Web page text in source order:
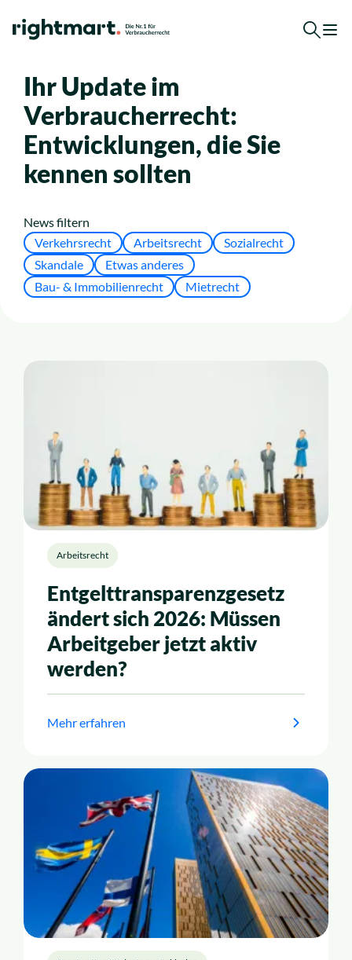
Service
So funktioniert es
Kosten
Standorte
Ratgeber
Top-Rechtsgebiete
Arbeitsrecht
Ausländerrecht
Verkehrsrecht
Kostenlose Erstberatung
Ihr Update im
Verbraucherrecht:
Entwicklungen, die Sie
kennen sollten
News filtern
Verkehrsrecht
Arbeitsrecht
Sozialrecht
Skandale
Etwas anderes
Bau- & Immobilienrecht
Mietrecht
Arbeitsrecht
Entgelttransparenzgesetz
ändert sich 2026: Müssen
Arbeitgeber jetzt aktiv
werden?
Mehr erfahren